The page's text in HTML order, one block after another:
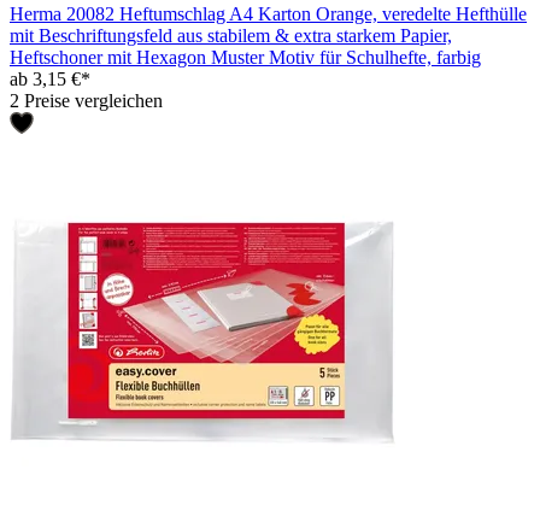
Herma 20082 Heftumschlag A4 Karton Orange, veredelte Hefthülle
mit Beschriftungsfeld aus stabilem & extra starkem Papier,
Heftschoner mit Hexagon Muster Motiv für Schulhefte, farbig
ab 3,15 €*
2 Preise vergleichen